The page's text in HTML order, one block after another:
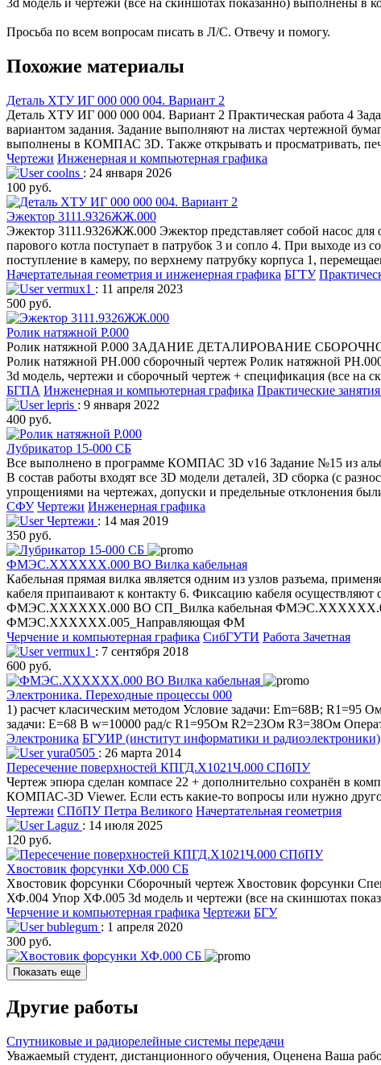
3d модель и чертежи (все на скиншотах показанно) выполнены в
Просьба по всем вопросам писать в Л/С. Отвечу и помогу.
Похожие материалы
Деталь ХТУ ИГ 000 000 004. Вариант 2
Деталь ХТУ ИГ 000 000 004. Вариант 2 Практическая работа 4
вариантом задания. Задание выполняют на листах чертежной
выполнены в КОМПАС 3D. Также открывать и просматривать,
Чертежи Инженерная и компьютерная графика
coolns : 24 января 2026
100 руб.
Эжектор 3111.9326ЖЖ.000
Эжектор 3111.9326ЖЖ.000 Эжектор представляет собой насос
парового котла поступает в патрубок 3 и сопло 4. При выходе из
поступление в камеру, по верхнему патрубку корпуса 1,
Начертательная геометрия и инженерная графика БГТУ
vermux1 : 11 апреля 2023
500 руб.
Ролик натяжной Р.000
Ролик натяжной Р.000 ЗАДАНИЕ ДЕТАЛИРОВАНИЕ СБОРОЧНОГО
Ролик натяжной РН.000 сборочный чертеж Ролик натяжной
3d модель, чертежи и сборочный чертеж + спецификация (все на
БГПА Инженерная и компьютерная графика Практические
lepris : 9 января 2022
400 руб.
Лубрикатор 15-000 СБ
Все выполнено в программе КОМПАС 3D v16 Задание №15 из
В состав работы входят все 3D модели деталей, 3D сборка (с
упрощениями на чертежах, допуски и предельные отклонения
СФУ Чертежи Инженерная графика
Чертежи : 14 мая 2019
350 руб.
ФМЭС.ХХХХХХ.000 ВО Вилка кабельная
Кабельная прямая вилка является одним из узлов разъема,
кабеля припаивают к контакту 6. Фиксацию кабеля
ФМЭС.ХХХХХХ.000 ВО СП_Вилка кабельная
ФМЭС.ХХХХХХ.005_Направляющая ФМ
Черчение и компьютерная графика СибГУТИ Работа Зачетная
vermux1 : 7 сентября 2018
600 руб.
Электроника. Переходные процессы 000
1) расчет класическим методом Условие задачи: Em=68B;
задачи: E=68 В w=10000 рад/с R1=95Ом R2=23Ом R3=38Ом
Электроника БГУИР (институт информатики и радиоэлектроники)
yura0505 : 26 марта 2014
Пересечение поверхностей КПГД.Х1021Ч.000 СПбПУ
Чертеж эпюра сделан компасе 22 + дополнительно сохранён в
КОМПАС-3D Viewer. Если есть какие-то вопросы или нужно
Чертежи СПбПУ Петра Великого Начертательная геометрия
Laguz : 14 июля 2025
120 руб.
Хвостовик форсунки ХФ.000 СБ
Хвостовик форсунки Сборочный чертеж Хвостовик форсунки
ХФ.004 Упор ХФ.005 3d модель и чертежи (все на скиншотах
Черчение и компьютерная графика Чертежи БГУ
bublegum : 1 апреля 2020
300 руб.
Показать еще
Другие работы
Спутниковые и радиорелейные системы передачи
Уважаемый студент, дистанционного обучения, Оценена Ваша